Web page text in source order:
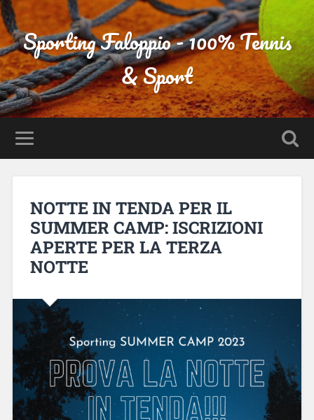
Sporting Faloppio - 100% Tennis
& Sport
NOTTE IN TENDA PER IL
SUMMER CAMP: ISCRIZIONI
APERTE PER LA TERZA
NOTTE